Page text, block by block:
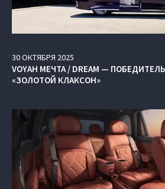
30ОКТЯБРЯ 2025
VOYAH МЕЧТА / DREAM —
«ЗОЛОТОЙ КЛАКСОН»